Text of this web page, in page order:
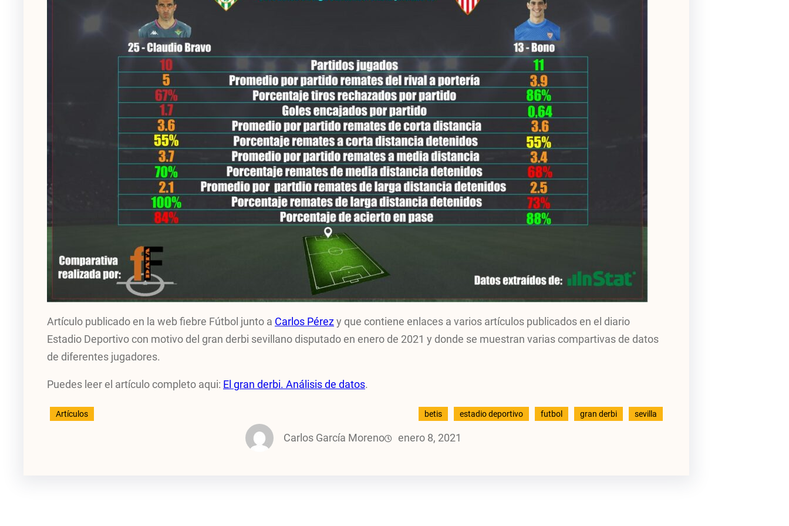
Artículo publicado en la web fiebre Fútbol junto a Carlos Pérez y que contiene enlaces a varios artículos publicados en el diario
Estadio Deportivo con motivo del gran derbi sevillano disputado en enero de 2021 y donde se muestran varias compartivas de datos
de diferentes jugadores.
Puedes leer el artículo completo aqui: El gran derbi. Análisis de datos.
Artículos betis estadio deportivo futbol gran derbi sevilla
Carlos García Moreno enero 8, 2021